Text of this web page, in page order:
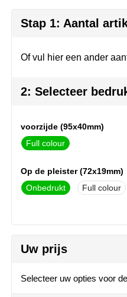
Snoepgoed
Tassen
Veiligheid, auto & fiets
Hydro Flask
Join the pipe
Kambukka
MagLite
Marksman
Marvin's
Mepal
MiniMAX
Winter
Zomer
Stap 1: Aantal
Of vul hier een ander
2: Selecteer
voorzijde (95x40mm)
Full colour
Op de pleister (72x19mm)
Onbedrukt
Full colour
Uw prijs
Selecteer uw opties voor